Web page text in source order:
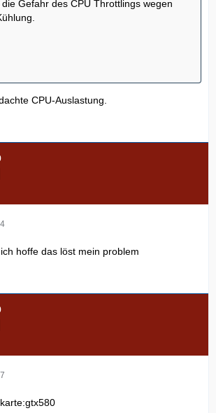
Gefahr des CPU Throttlings wegen
CPU-Auslastung.
hoffe das löst mein problem